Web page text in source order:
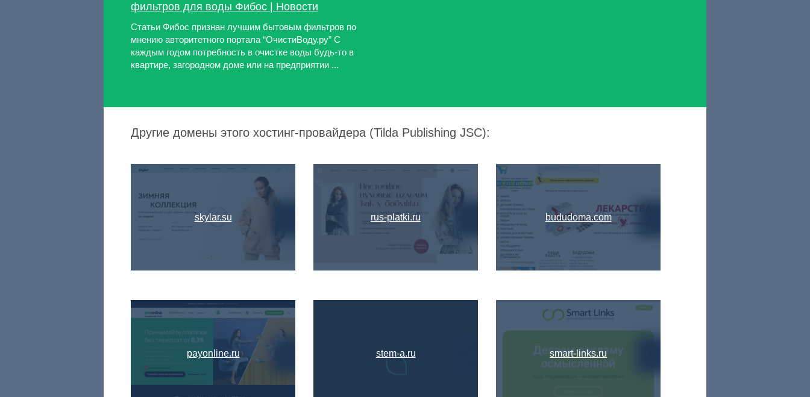
фильтров для воды Фибос | Новости
Статьи Фибос признан лучшим бытовым фильтров по
мнению авторитетного портала “ОчистиВоду.ру” С
каждым годом потребность в очистке воды будь-то в
квартире, загородном доме или на предприятии ...
Другие домены этого хостинг-провайдера (Tilda Publishing JSC):
skylar.su
payonline.ru
rus-platki.ru
stem-a.ru
bududoma.com
smart-links.ru